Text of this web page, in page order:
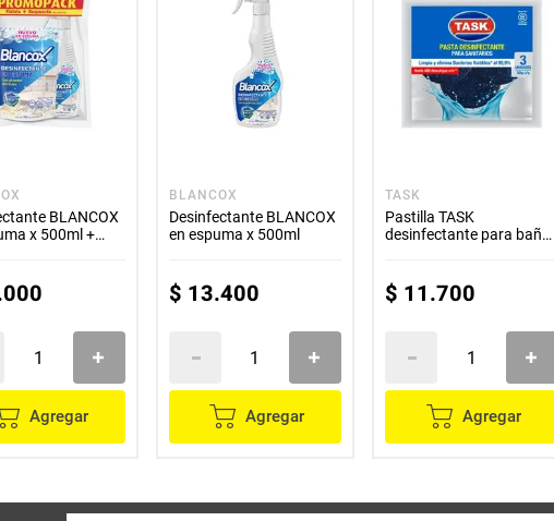
BLANCOX
x 500ml +
000
Agregar
BLANCOX
Desinfectante BLANCOX
en espuma x 500ml
$ 13.400
Agregar
TASK
Pastilla TASK
desinfectante para baño
$ 11.700
Agregar